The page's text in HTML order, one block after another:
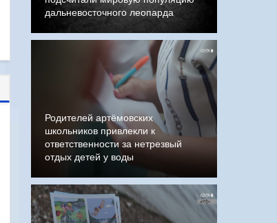
дальневосточного леопарда
Родителей артёмовских
школьников привлекли к
ответственности за нетрезвый
отдых детей у воды